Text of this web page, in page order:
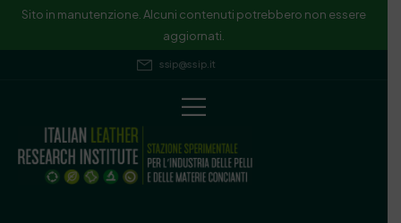
Sito in manutenzione. Alcuni contenuti potrebbero non essere
aggiornati.
ssip@ssip.it